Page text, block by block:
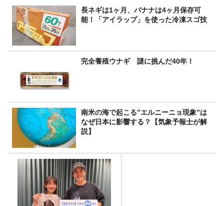
長ネギは1ヶ月、バナナは4ヶ月保存可
能！「アイラップ」を使った冷凍スゴ技
完全養殖ウナギ 謎に挑んだ40年！
南米の海で起こる”エルニーニョ現象”は
なぜ日本に影響する？【気象予報士が解
説】